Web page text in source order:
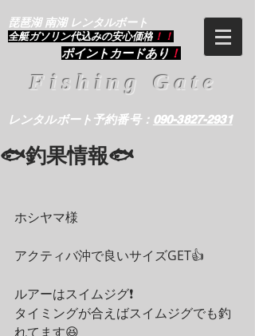
琵琶湖 南湖 レンタルボート
​全艇ガソリン代込みの安心価格 ！！
ポイントカードあり ！
Fishing Gate
レンタルボート予約番号： 090-3827-2931
🐟️釣果情報🐟️
ホシヤマ様
アクティバ沖で良いサイズGET👍️
ルアーはスイムジグ❗️
タイミングが合えばスイムジグでも釣
れてます😆